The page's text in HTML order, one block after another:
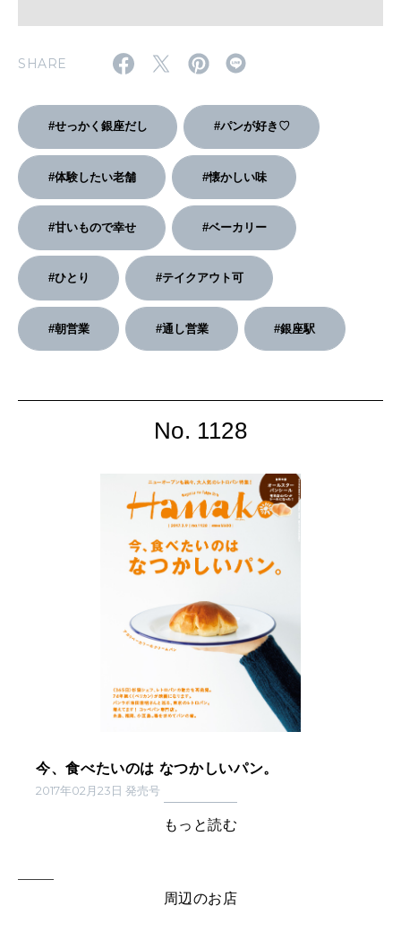
2026年4月号「未来をつくる、学びの教科書。」
2026年3月号「スイーツ予想図 2026」
2026年2月号「良運を掴む 新・開運術。」
2026年1月号「猫がいれば、幸せ」
2025年12月号「お酒の新常識。」
SHARE
#せっかく銀座だし #パンが好き♡
#体験したい老舗 #懐かしい味
#甘いもので幸せ #ベーカリー
#ひとり #テイクアウト可
#朝営業 #通し営業 #銀座駅
No. 1128
今、食べたいのは なつかしいパン。
2017年02月23日 発売号
もっと読む
周辺のお店